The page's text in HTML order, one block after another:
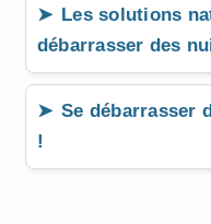
Les solutions
débarrasser des
Se débarrasser
!